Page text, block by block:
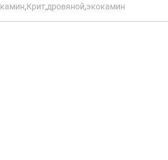
камин,Крит,дровяной,экокамин